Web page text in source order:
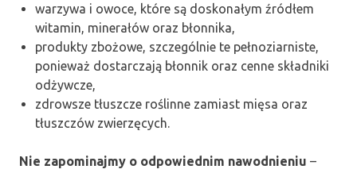
warzywa i owoce, które są doskonałym źródłem
witamin, minerałów oraz błonnika,
produkty zbożowe, szczególnie te pełnoziarniste,
ponieważ dostarczają błonnik oraz cenne składniki
odżywcze,
zdrowsze tłuszcze roślinne zamiast mięsa oraz
tłuszczów zwierzęcych.
Nie zapominajmy o odpowiednim nawodnieniu –